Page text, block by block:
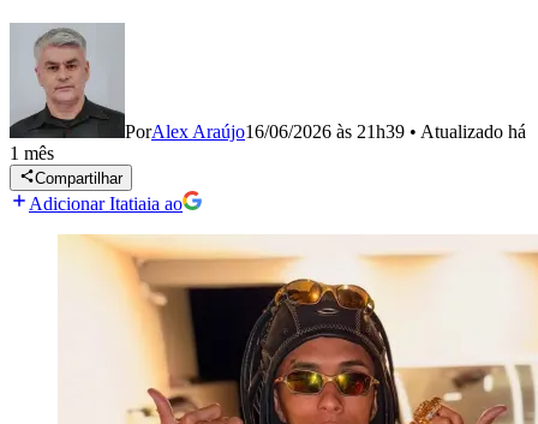
PorAlex Araújo16/06/2026 às 21h39 • Atualizado há
1 mês
Compartilhar
Adicionar Itatiaia ao